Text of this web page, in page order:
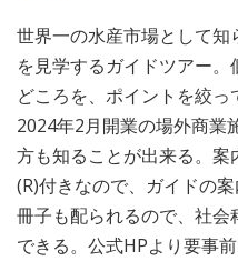
世界一の水産市場として
を見学するガイドツアー
どころを、ポイントを絞っ
2024年2月開業の場外商業
方も知ることが出来る。
(R)付きなので、ガイドの
冊子も配られるので、社
できる。公式HPより要事前